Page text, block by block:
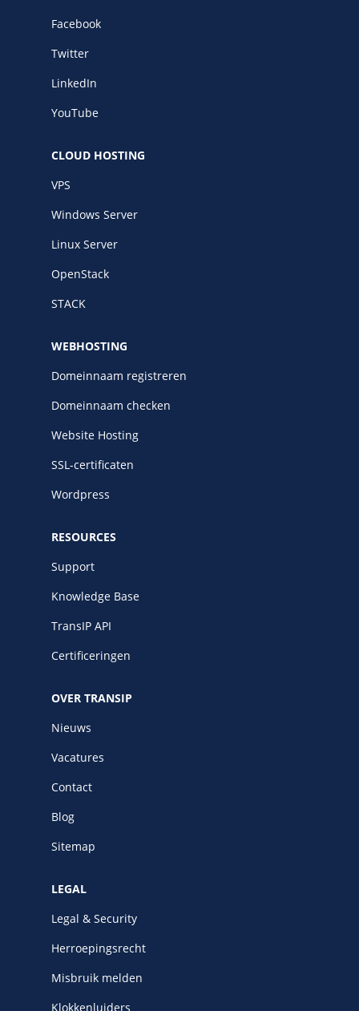
Facebook
Twitter
LinkedIn
YouTube
CLOUD HOSTING
VPS
Windows Server
Linux Server
OpenStack
STACK
WEBHOSTING
Domeinnaam registreren
Domeinnaam checken
Website Hosting
SSL-certificaten
Wordpress
RESOURCES
Support
Knowledge Base
TransIP API
Certificeringen
OVER TRANSIP
Nieuws
Vacatures
Contact
Blog
Sitemap
LEGAL
Legal & Security
Herroepingsrecht
Misbruik melden
Klokkenluiders